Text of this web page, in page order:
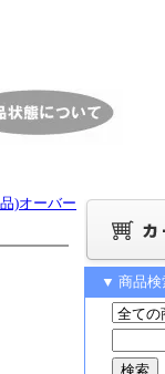
)オーバー
▼ 商品検